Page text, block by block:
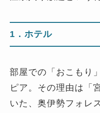
1．ホテル
部屋での「おこもり
ピア。その理由は「
いた、奥伊勢フォレ